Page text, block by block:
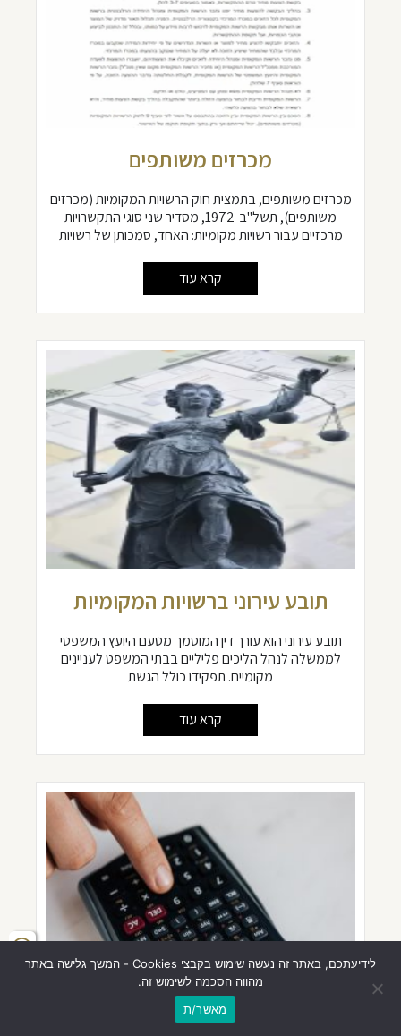
מכרזים משותפים
מכרזים משותפים, בתמצית חוק הרשויות המקומיות (מכרזים
משותפים), תשל"ב-1972, מסדיר שני סוגי התקשרויות
מרכזיים עבור רשויות מקומיות: האחד, סמכותן של רשויות
קרא עוד
תובע עירוני ברשויות המקומיות
תובע עירוני הוא עורך דין המוסמך מטעם היועץ המשפטי
לממשלה לנהל הליכים פליליים בבתי המשפט לעניינים
מקומיים. תפקידו כולל הגשת
קרא עוד
לידיעתכם, באתר זה נעשה שימוש בקבצי Cookies - המשך גלישה באתר
מהווה הסכמה לשימוש זה.
מאשר/ת